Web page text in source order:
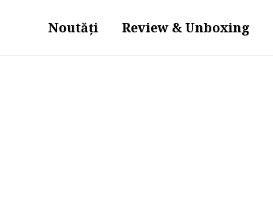
Noutăți Review & Unboxing